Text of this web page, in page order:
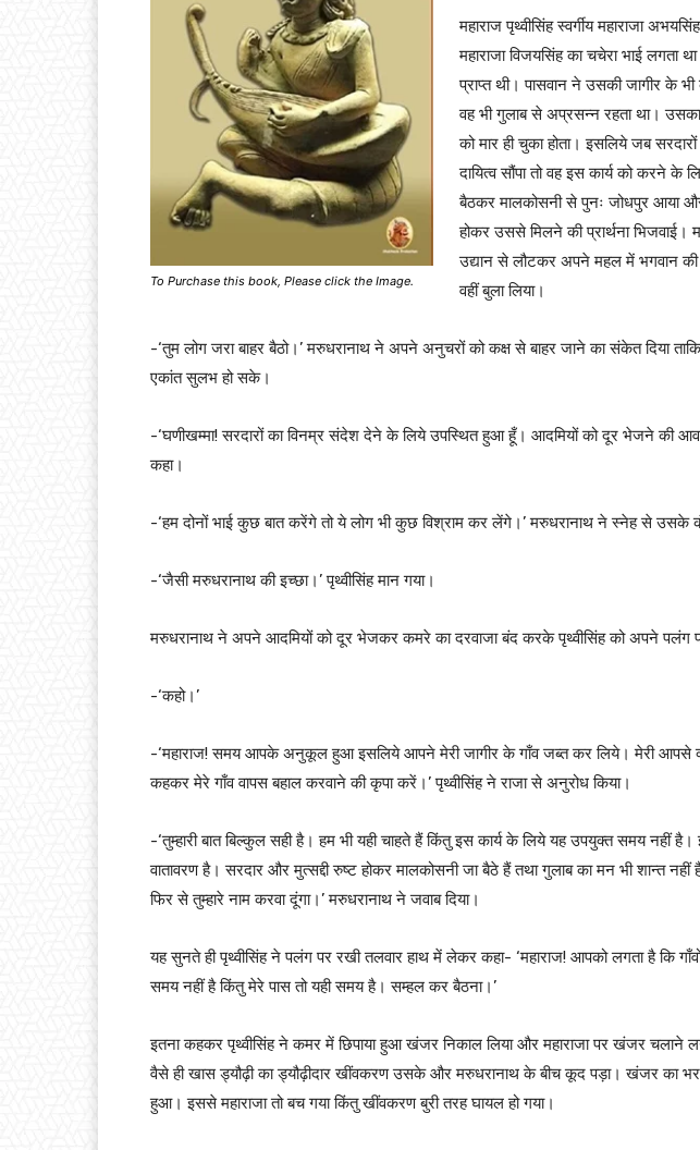
To Purchase this book, Please click the Image.
महाराज पृथ्वीसिंह स्वर्गीय महाराजा
महाराजा विजयसिंह का चचेरा भाई लगता
प्राप्त थी। पासवान ने उसकी जागीर के
वह भी गुलाब से अप्रसन्न रहता था।
को मार ही चुका होता। इसलिये जब
दायित्व सौंपा तो वह इस कार्य को करने के
बैठकर मालकोसनी से पुनः जोधपुर आया और
होकर उससे मिलने की प्रार्थना
उद्यान से लौटकर अपने महल में भगवान की
वहीं बुला लिया।
-‘तुम लोग जरा बाहर बैठो।’ मरुधरानाथ ने अपने अनुचरों को कक्ष से बाहर जाने का संकेत दिया ताकि
एकांत सुलभ हो सके।
-‘घणीखम्मा! सरदारों का विनम्र संदेश देने के लिये उपस्थित हुआ हूँ। आदमियों को दूर भेजने की
कहा।
-‘हम दोनों भाई कुछ बात करेंगे तो ये लोग भी कुछ विश्राम कर लेंगे।’ मरुधरानाथ ने स्नेह से उसके
-‘जैसी मरुधरानाथ की इच्छा।’ पृथ्वीसिंह मान गया।
मरुधरानाथ ने अपने आदमियों को दूर भेजकर कमरे का दरवाजा बंद करके पृथ्वीसिंह को अपने पलंग
-‘कहो।’
-‘महाराज! समय आपके अनुकूल हुआ इसलिये आपने मेरी जागीर के गाँव जब्त कर लिये। मेरी आपसे
कहकर मेरे गाँव वापस बहाल करवाने की कृपा करें।’ पृथ्वीसिंह ने राजा से अनुरोध किया।
-‘तुम्हारी बात बिल्कुल सही है। हम भी यही चाहते हैं किंतु इस कार्य के लिये यह उपयुक्त समय नहीं
वातावरण है। सरदार और मुत्सद्दी रुष्ट होकर मालकोसनी जा बैठे हैं तथा गुलाब का मन भी शान्त
फिर से तुम्हारे नाम करवा दूंगा।’ मरुधरानाथ ने जवाब दिया।
यह सुनते ही पृथ्वीसिंह ने पलंग पर रखी तलवार हाथ में लेकर कहा- ‘महाराज! आपको लगता है कि
समय नहीं है किंतु मेरे पास तो यही समय है। सम्हल कर बैठना।’
इतना कहकर पृथ्वीसिंह ने कमर में छिपाया हुआ खंजर निकाल लिया और महाराजा पर खंजर चलाने
वैसे ही खास ड्यौढ़ी का ड्यौढ़ीदार खींवकरण उसके और मरुधरानाथ के बीच कूद पड़ा। खंजर का
हुआ। इससे महाराजा तो बच गया किंतु खींवकरण बुरी तरह घायल हो गया।